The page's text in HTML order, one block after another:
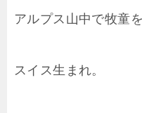
アルプス山中で牧童
スイス生まれ。